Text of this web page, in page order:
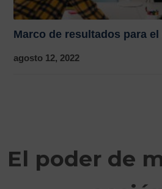
Marco de resultados para
agosto 12, 2022
El poder de